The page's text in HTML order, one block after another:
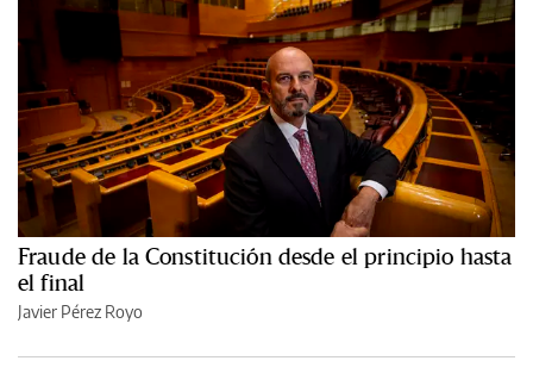
Fraude de la Constitución desde el principio hasta
el final
Javier Pérez Royo